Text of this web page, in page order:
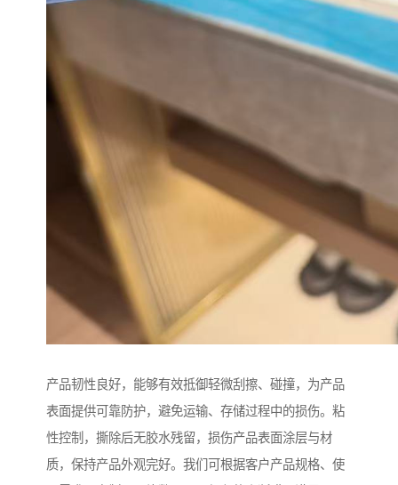
产品韧性良好，能够有效抵御轻微刮擦、碰撞，为产品
表面提供可靠防护，避免运输、存储过程中的损伤。粘
性控制，撕除后无胶水残留，损伤产品表面涂层与材
质，保持产品外观完好。我们可根据客户产品规格、使